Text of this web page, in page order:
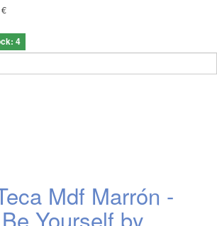
4
Mdf Marrón -
Yourself by